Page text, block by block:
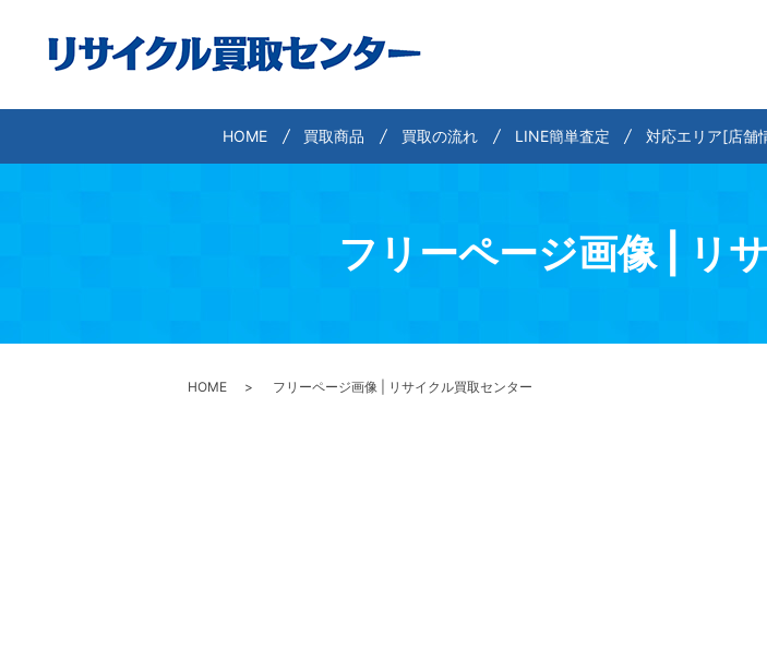
HOME 買取商品 買取の流れ LINE簡単査定 対応エリア[店舗
フリーページ画像 | リ
HOME フリーページ画像 | リサイクル買取センター